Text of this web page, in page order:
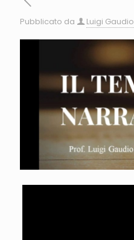
Pubblicato da Luigi Gaudio